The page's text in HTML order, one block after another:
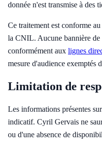
donnée n'est transmise à des
Ce traitement est conforme
la CNIL. Aucune bannière de
conformément aux lignes
mesure d'audience exemptés
Limitation de
Les informations présentes
indicatif. Cyril Gervais ne
ou d'une absence de